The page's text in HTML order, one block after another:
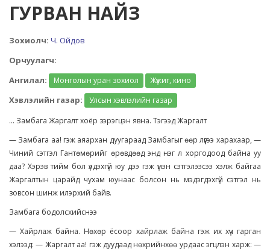
ГУРВАН НАЙЗ
Зохиолч: Ч. Ойдов
Орчуулагч:
Ангилал:
Монголын уран зохиол Жүжиг, кино
Хэвлэлийн газар:
Улсын хэвлэлийн газар
... Замбага Жаргалт хоёр зэрэгцэн явна. Тэгээд Жаргалт
— Замбага аа! гэж аяархан дуугараад Замбагыг өөр лүүгээ харахаар, —
Чиний сэтгэл Гантөмөрийг өрөвдөөд энд нэг л хоргодоод байна уу
даа? Хэрэв тийм бол үлдэхгүй юу дээ гэж үнэн сэтгэлээсээ хэлж байгаа
Жаргалтын царайд чухам юунаас болсон нь мэдэгдэхгүй сэтгэл нь
зовсон шинж илэрхий байв.
Замбага бодолсхийснээ
— Хайрлаж байна. Нөхөр ёсоор хайрлаж байна гэж их хүч гарган
хэлээд: — Жаргалт аа! гэж дуудаад нөхрийнхөө урдаас эгцлэн харж: —